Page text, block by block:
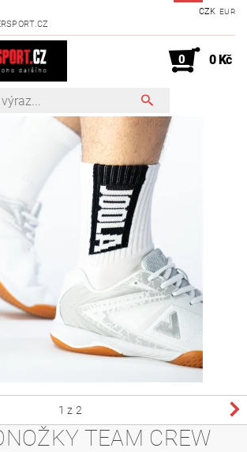
CZK EUR
0 0 Kč
1 z 2
TEAM CREW